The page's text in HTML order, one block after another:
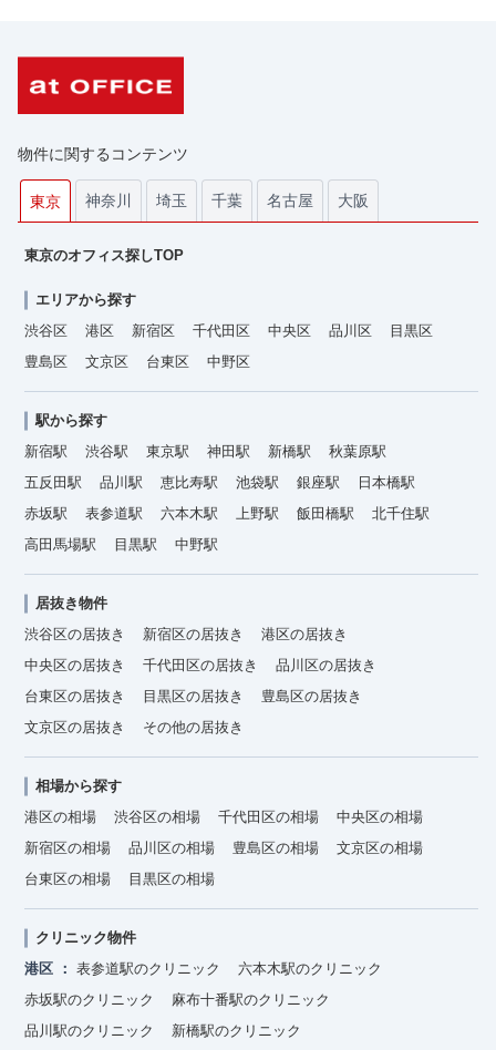
物件に関するコンテンツ
東京 神奈川 埼玉 千葉 名古屋 大阪
東京のオフィス探しTOP
エリアから探す
渋谷区
港区 新宿区 千代田区 中央区 品川区
目黒区
豊島区
文京区 台東区 中野区
駅から探す
新宿駅
渋谷駅 東京駅 神田駅 新橋駅
秋葉原駅
五反田駅
品川駅 恵比寿駅 池袋駅 銀座駅
日本橋駅
赤坂駅
表参道駅 六本木駅 上野駅 飯田橋駅
北千住駅
高田馬場駅
目黒駅 中野駅
居抜き物件
渋谷区の居抜き
新宿区の居抜き
港区の居抜き
中央区の居抜き
千代田区の居抜き
品川区の居抜き
台東区の居抜き
目黒区の居抜き
豊島区の居抜き
文京区の居抜き
その他の居抜き
相場から探す
港区の相場
渋谷区の相場 千代田区の相場
中央区の相場
新宿区の相場
品川区の相場 豊島区の相場
文京区の相場
台東区の相場
目黒区の相場
クリニック物件
港区
表参道駅のクリニック
六本木駅のクリニック
赤坂駅のクリニック
麻布十番駅のクリニック
品川駅のクリニック
新橋駅のクリニック